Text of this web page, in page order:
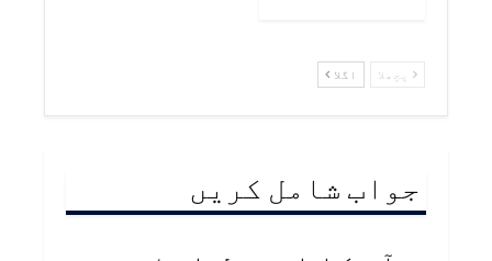
پچھلا اگلا
جواب شامل کریں